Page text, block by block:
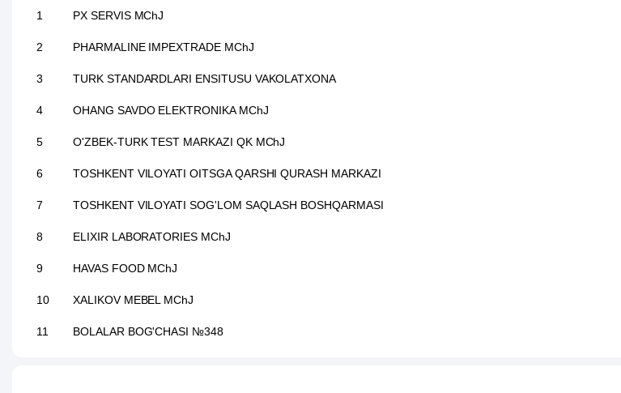
1 PX SERVIS MChJ
2 PHARMALINE IMPEXTRADE MChJ
3 TURK STANDARDLARI ENSITUSU VAKOLATXONA
4 OHANG SAVDO ELEKTRONIKA MChJ
5 O'ZBEK-TURK TEST MARKAZI QK MChJ
6 TOSHKENT VILOYATI OITSGA QARSHI QURASH MARKAZI
7 TOSHKENT VILOYATI SOG'LOM SAQLASH BOSHQARMASI
8 ELIXIR LABORATORIES MChJ
9 HAVAS FOOD MChJ
10 XALIKOV MEBEL MChJ
11 BOLALAR BOG'CHASI №348